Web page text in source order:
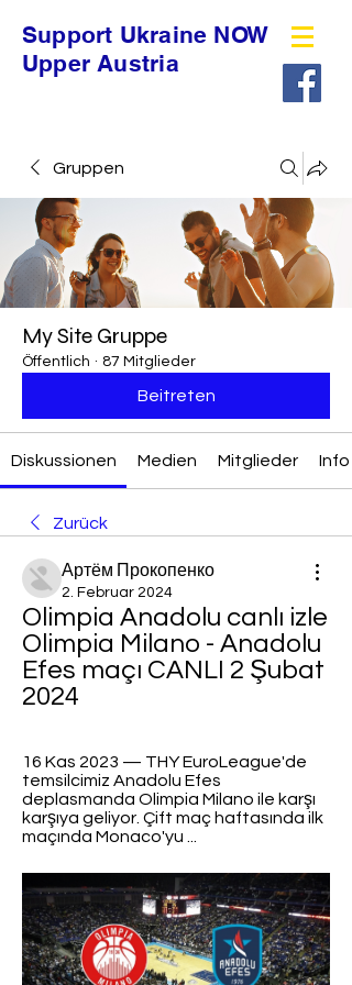
Support Ukraine NOW
Upper Austria
Gruppen
My Site Gruppe
Öffentlich · 87 Mitglieder
Beitreten
Diskussionen Medien Mitglieder Info
Zurück
Артём Прокопенко
2. Februar 2024
Olimpia Anadolu canlı izle
Olimpia Milano - Anadolu
Efes maçı CANLI 2 Şubat
2024
16 Kas 2023 — THY EuroLeague'de
temsilcimiz Anadolu Efes
deplasmanda Olimpia Milano ile karşı
karşıya geliyor. Çift maç haftasında ilk
maçında Monaco'yu ...